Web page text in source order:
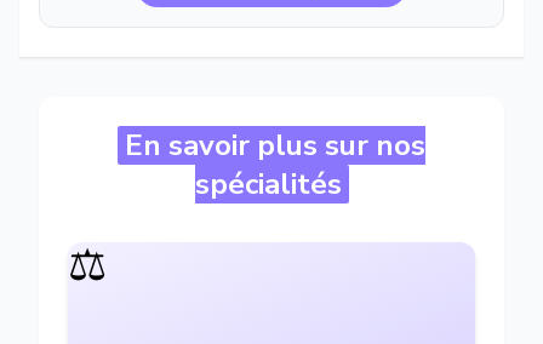
En savoir plus sur nos
spécialités
⚖️